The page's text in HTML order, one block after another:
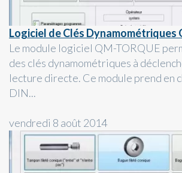
Logiciel de Clés Dynamométriques
Le module logiciel QM-TORQUE
des clés dynamométriques à
lecture directe. Ce module prend en
DIN...
vendredi 8 août 2014